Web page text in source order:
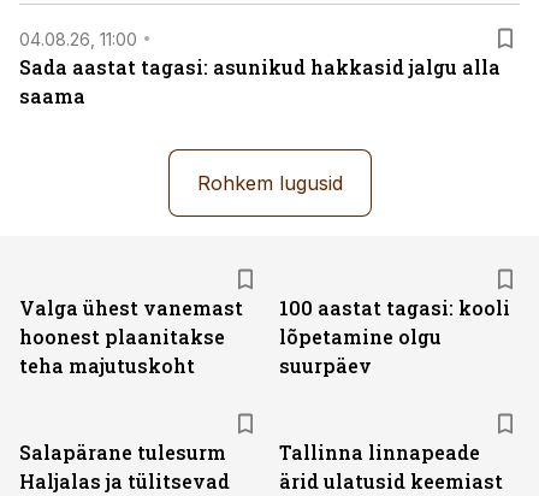
04.08.26, 11:00
Sada aastat tagasi: asunikud hakkasid jalgu alla
saama
Rohkem lugusid
Valga ühest vanemast
hoonest plaanitakse
teha majutuskoht
100 aastat tagasi: kooli
lõpetamine olgu
suurpäev
Salapärane tulesurm
Haljalas ja tülitsevad
Tallinna linnapeade
ärid ulatusid keemiast